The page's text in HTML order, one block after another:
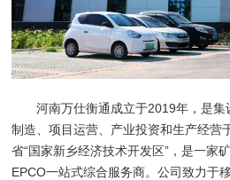
河南万仕衡通成立于2019年，是
制造、项目运营、产业投资和生产经营
省“国家新乡经济技术开发区”，是一家
EPCO一站式综合服务商。公司致力于